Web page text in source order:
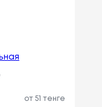
от 51 тенге